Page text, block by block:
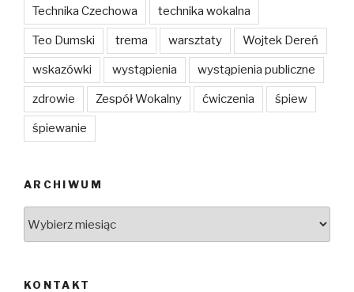
Technika Czechowa technika wokalna
Teo Dumski trema warsztaty Wojtek Dereń
wskazówki wystąpienia wystąpienia publiczne
zdrowie Zespół Wokalny ćwiczenia śpiew
śpiewanie
ARCHIWUM
KONTAKT